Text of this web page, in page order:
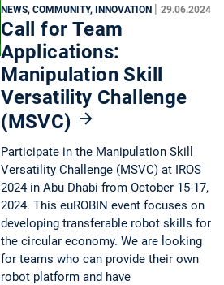
NEWS, COMMUNITY, INNOVATION |29.06.2024
Call for Team
Applications:
Manipulation Skill
Versatility Challenge
(MSVC)
Participate in the Manipulation Skill
Versatility Challenge (MSVC) at IROS
2024 in Abu Dhabi from October 15-17,
2024. This euROBIN event focuses on
developing transferable robot skills for
the circular economy. We are looking
for teams who can provide their own
robot platform and have